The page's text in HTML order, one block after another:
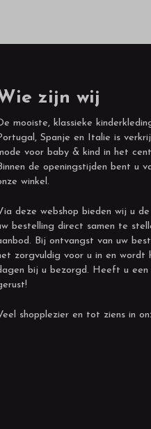
zijn wij
mooiste, klassieke
Spanje en Italie is
voor baby & kind in het
de openingstijden bent u
winkel.
deze webshop bieden wij u
bestelling direct samen te
Bij ontvangst van uw
zorgvuldig voor u in en wordt
bij u bezorgd. Heeft u een
shopplezier en tot ziens in